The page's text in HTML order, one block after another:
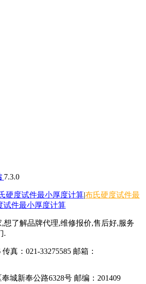
7.3.0
硬度试件最小厚度计算|布氏硬度试件最
试件最小厚度计算
想了解品牌代理,维修报价,售后好,服务
.
真：021-33275585 邮箱：
城新奉公路6328号 邮编：201409